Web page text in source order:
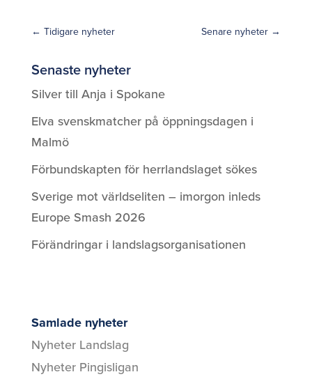
← Tidigare nyheter Senare nyheter →
Senaste nyheter
Silver till Anja i Spokane
Elva svenskmatcher på öppningsdagen i
Malmö
Förbundskapten för herrlandslaget sökes
Sverige mot världseliten – imorgon inleds
Europe Smash 2026
Förändringar i landslagsorganisationen
Samlade nyheter
Nyheter Landslag
Nyheter Pingisligan